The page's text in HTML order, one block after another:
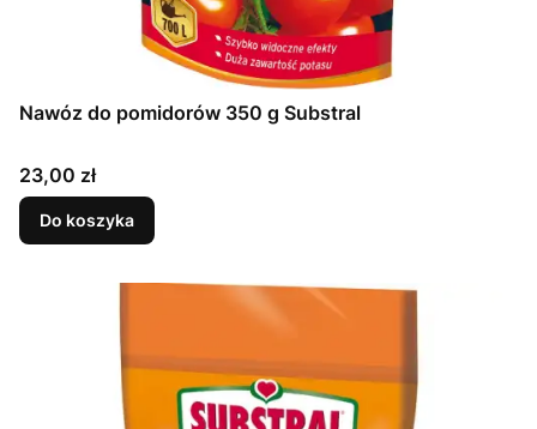
Nawóz do pomidorów 350 g Substral
Cena
23,00 zł
Do koszyka